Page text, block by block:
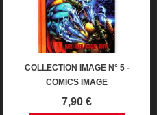
COLLECTION IMAGE N° 5 -
COMICS IMAGE
Prix
7,90 €